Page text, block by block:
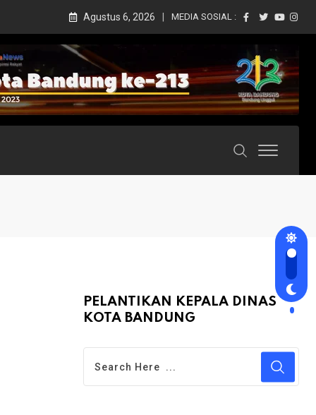
Agustus 6, 2026 MEDIA SOSIAL :
PELANTIKAN KEPALA DINAS
KOTA BANDUNG